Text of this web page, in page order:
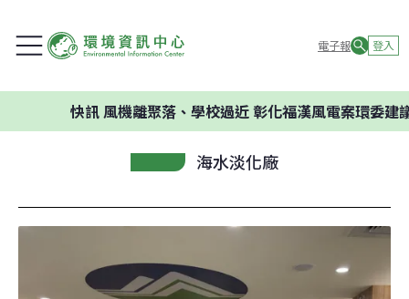
電子報 登入
風機離聚落、學校過近 彰化福漢風電案環委建議不應開發
海水淡化廠